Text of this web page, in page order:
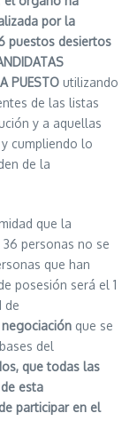
por la
puestos desiertos
PUESTO utilizando
de las listas
y a aquellas
cumpliendo lo
de la
que la
personas no se
que han
posesión será el 1
de
que se
del
que todas las
esta
participar en el